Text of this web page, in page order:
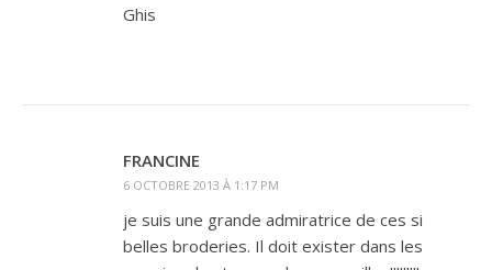
Ghis
FRANCINE
6 OCTOBRE 2013 À 1:17 PM
je suis une grande admiratrice de ces si
belles broderies. Il doit exister dans les